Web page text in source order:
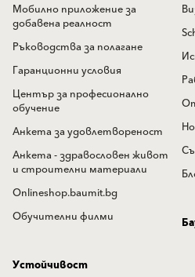
Мобилно приложение за
добавена реалност
Ръководства за полагане
Гаранционни условия
Център за професионално
обучение
Анкета за удовлетвореност
Анкета - здравословен живот
и строителни материали
Onlineshop.baumit.bg
Обучителни филми
Устойчивост